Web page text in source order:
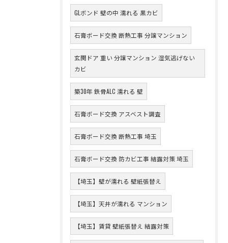
GLボンド 壁の中 濡れる 黒カビ
石膏ボード交換 断熱工事 分譲マンション
玄関ドア 重い 分譲マンション 湿気逃げない
カビ
築30年 鉄骨ALC 濡れる 壁
石膏ボード交換 アスベスト調査
石膏ボード交換 断熱工事 埼玉
石膏ボード交換 防カビ工事 結露対策 埼玉
【埼玉】壁が濡れる 壁紙張替え
【埼玉】天井が濡れる マンション
【埼玉】賃貸 壁紙張替え 結露対策